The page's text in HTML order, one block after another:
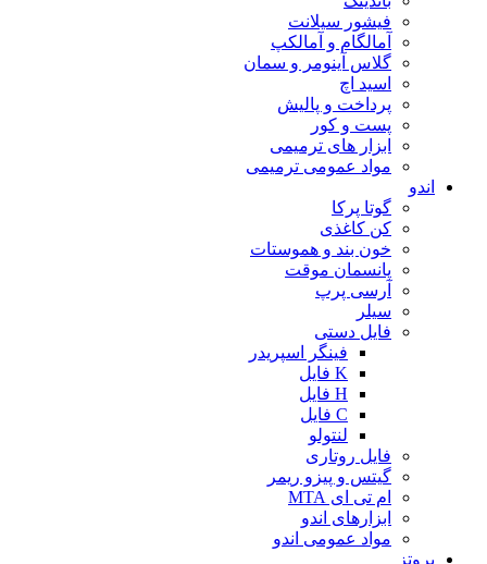
فیشور سیلانت
آمالگام و آمالکپ
گلاس آینومر و سمان
اسید اچ
پرداخت و پالیش
پست و کور
ابزار های ترمیمی
مواد عمومی ترمیمی
اندو
گوتا پرکا
کن کاغذی
خون بند و هموستات
پانسمان موقت
آرسی پرپ
سیلر
فایل دستی
فینگر اسپریدر
K فایل
H فایل
C فایل
لنتولو
فایل روتاری
گیتس و پیزو ریمر
ام تی ای MTA
ابزارهای اندو
مواد عمومی اندو
پروتز